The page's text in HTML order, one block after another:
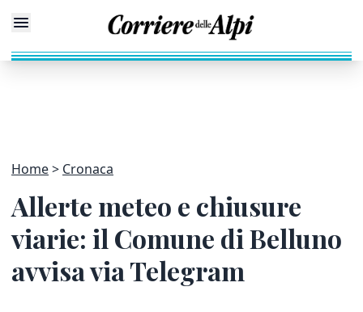
Home Cronaca
Allerte meteo e chiusure
viarie: il Comune di Belluno
avvisa via Telegram